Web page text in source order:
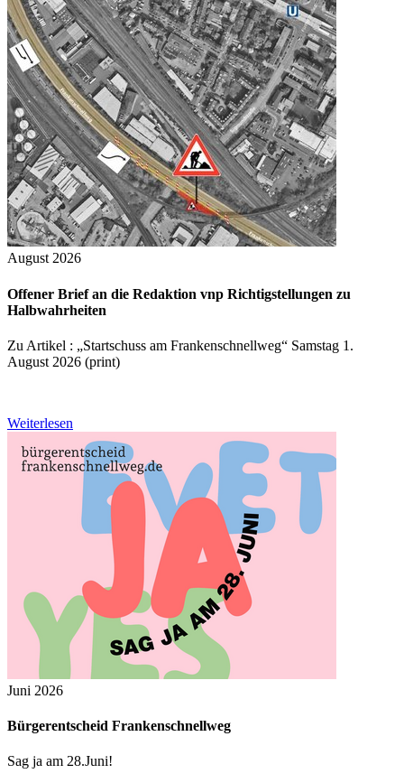
August 2026
Offener Brief an die Redaktion vnp Richtigstellungen zu
Halbwahrheiten
Zu Artikel : „Startschuss am Frankenschnellweg“ Samstag 1.
August 2026 (print)
Weiterlesen
Juni 2026
Bürgerentscheid Frankenschnellweg
Sag ja am 28.Juni!